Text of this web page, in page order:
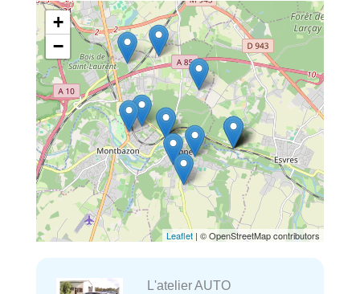
+
−
Leaflet| © OpenStreetMap contributors
L'atelier AUTO